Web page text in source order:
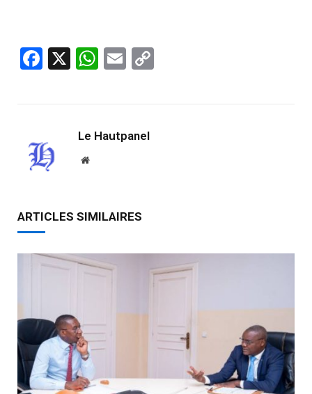
Facebook
X WhatsApp
Email
Le Hautpanel
Website
ARTICLES SIMILAIRES